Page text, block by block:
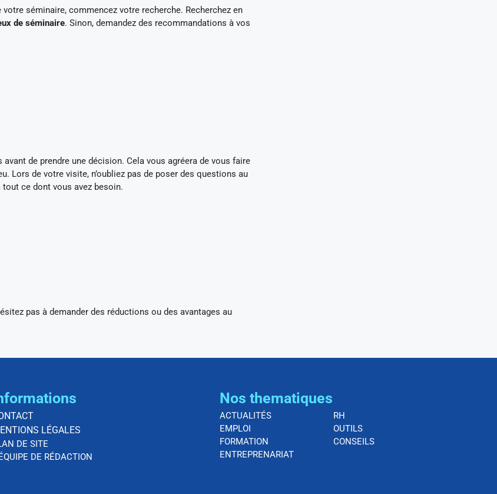
séminaire, commencez votre recherche. Recherchez en
de séminaire. Sinon, demandez des recommandations à vos
de prendre une décision. Cela vous agréera de vous faire
Lors de votre visite, n’oubliez pas de poser des questions au
ce dont vous avez besoin.
pas à demander des réductions ou des avantages au
LÉGALES
DE SITE
DE RÉDACTION
Nos thematiques
ACTUALITÉS
EMPLOI
FORMATION
ENTREPRENARIAT
RH
OUTILS
CONSEILS